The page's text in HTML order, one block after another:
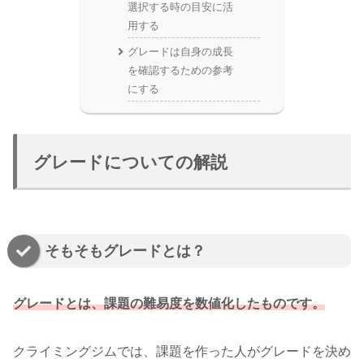
選択する時の目安に活
用する
グレードは自身の成長
を確認するための参考
にする
グレードについての解説
そもそもグレードとは？
グレードとは、課題の難易度を数値化したものです。
クライミングジムでは、課題を作った人がグレードを決め